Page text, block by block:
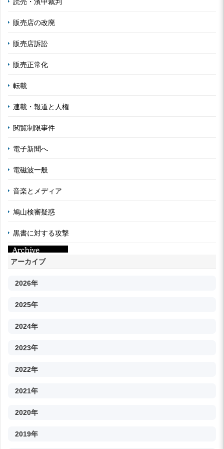
販売店の改廃
販売店訴訟
販売正常化
転載
連載・報道と人権
閲覧制限事件
電子新聞へ
電磁波一般
音楽とメディア
鳩山検審疑惑
黒書に対する攻撃
アーカイブ
2026年
2025年
2024年
2023年
2022年
2021年
2020年
2019年